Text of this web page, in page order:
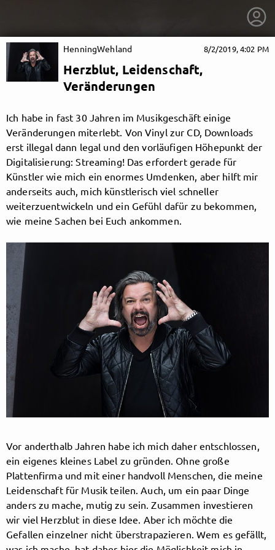
getnext to HenningWehland
Follow HenningWehland here!
About Posts Guestbook Shop
HenningWehland 8/2/2019, 4:02 PM
Herzblut, Leidenschaft,
Veränderungen
Ich habe in fast 30 Jahren im Musikgeschäft einige
Veränderungen miterlebt. Von Vinyl zur CD, Downloads
erst illegal dann legal und den vorläufigen Höhepunkt der
Digitalisierung: Streaming! Das erfordert gerade für
Künstler wie mich ein enormes Umdenken, aber hilft mir
anderseits auch, mich künstlerisch viel schneller
weiterzuentwickeln und ein Gefühl dafür zu bekommen,
wie meine Sachen bei Euch ankommen.
Vor anderthalb Jahren habe ich mich daher entschlossen,
ein eigenes kleines Label zu gründen. Ohne große
Plattenfirma und mit einer handvoll Menschen, die meine
Leidenschaft für Musik teilen. Auch, um ein paar Dinge
anders zu mache, mutig zu sein. Zusammen investieren
wir viel Herzblut in diese Idee. Aber ich möchte die
Gefallen einzelner nicht überstrapazieren. Wem es gefällt,
Follow
HenningWehland, and
immediately
get access to all exclusive posts.